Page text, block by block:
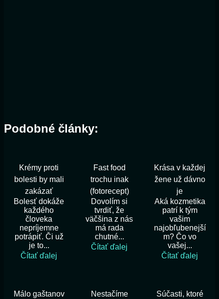
Podobné články:
Krémy proti
bolesti by mali
zakázať
Bolesť dokáže
každého
človeka
nepríjemne
potrápiť. Či už
je to...
Čítať ďalej
Fast food
trochu inak
(fotorecept)
Dovolím si
tvrdiť, že
väčšina z nás
má rada
chutné...
Čítať ďalej
Krása v každej
žene už dávno
je
Aká kozmetika
patrí k tým
vašim
najobľubenejší
m? Čo vo
vašej...
Čítať ďalej
Málo gaštanov
Nestačíme
Súčasti, ktoré